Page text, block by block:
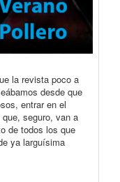
la revista poco a
desde que
entrar en el
seguro, van a
de todos los que
ya larguísima